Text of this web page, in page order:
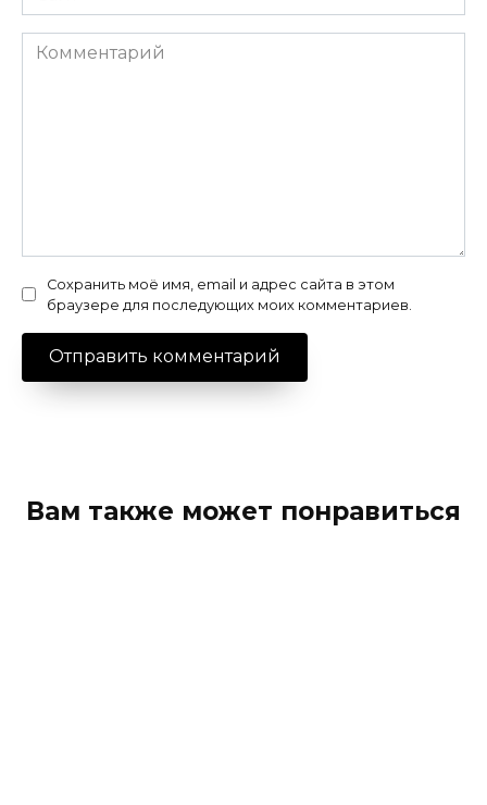
Комментарий
Сохранить моё имя, email и адрес сайта в этом
браузере для последующих моих комментариев.
Вам также может понравиться